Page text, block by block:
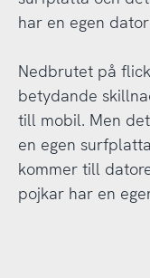
har en egen
Nedbrutet på
betydande
till mobil. Men
en egen
kommer till
pojkar har en